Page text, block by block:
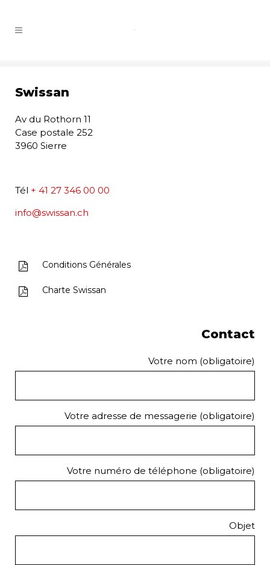
Swissan
Av du Rothorn 11
Case postale 252
3960 Sierre
Tél + 41 27 346 00 00
info@swissan.ch
Conditions Générales
Charte Swissan
Contact
Votre nom (obligatoire)
Votre adresse de messagerie (obligatoire)
Votre numéro de téléphone (obligatoire)
Objet